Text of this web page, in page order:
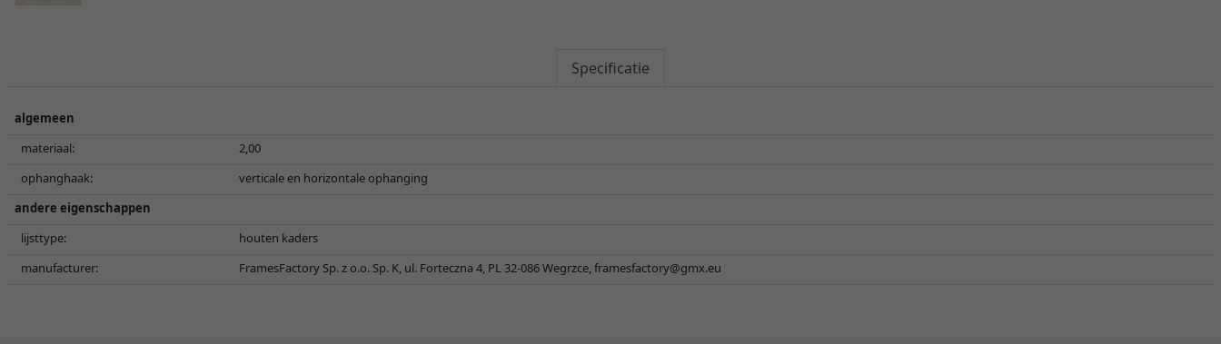
Specificatie
algemeen
materiaal:
2,00
ophanghaak:
verticale en horizontale ophanging
andere eigenschappen
lijsttype:
houten kaders
manufacturer:
FramesFactory Sp. z o.o. Sp. K, ul. Forteczna 4, PL 32-086 Wegrzce,framesfactory@gmx.eu